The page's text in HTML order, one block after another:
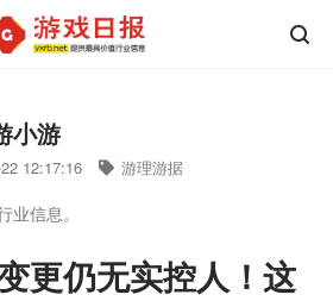
小游
12:17:16 游理游据
业信息。
更仍无实控人！这